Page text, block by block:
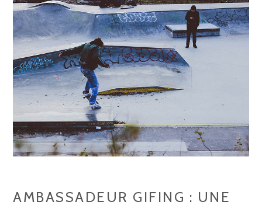
SEA
SUR
PARIS
?
AMBASSADEUR GIFING : UNE